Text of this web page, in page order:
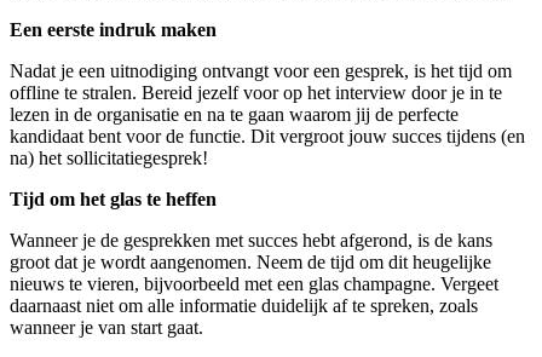
Een eerste indruk maken
Nadat je een uitnodiging ontvangt voor een gesprek, is het tijd om
offline te stralen. Bereid jezelf voor op het interview door je in te
lezen in de organisatie en na te gaan waarom jij de perfecte
kandidaat bent voor de functie. Dit vergroot jouw succes tijdens (en
na) het sollicitatiegesprek!
Tijd om het glas te heffen
Wanneer je de gesprekken met succes hebt afgerond, is de kans
groot dat je wordt aangenomen. Neem de tijd om dit heugelijke
nieuws te vieren, bijvoorbeeld met een glas champagne. Vergeet
daarnaast niet om alle informatie duidelijk af te spreken, zoals
wanneer je van start gaat.